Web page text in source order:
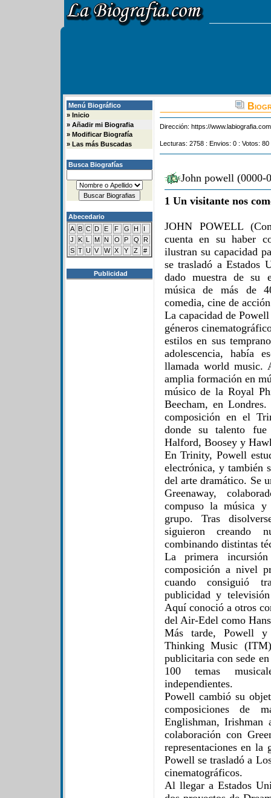
Menú Biográfico
» Inicio
» Añadir mi Biografia
» Modificar Biografía
» Las más Buscadas
Busca Biografías
Abecedario
A B C D E F G H
I
J
K L M N O P Q
R
S T U V W X Y Z #
Publicidad
Dirección: https://
Lecturas: 2758 : Envios: 0 : Votos:
John powell (0000-
1 Un visitante nos
JOHN POWELL
cuenta en su haber
ilustran su capacidad
se trasladó a Estados
dado muestra de su
música de más de
comedia, cine de
La capacidad de
géneros
estilos en sus
adolescencia, había
llamada world music.
amplia formación en
músico de la Royal
Beecham, en
composición en el
donde su talento
Halford, Boosey y
En Trinity, Powell
electrónica, y también
del arte dramático. Se
Greenaway,
compuso la música
grupo. Tras
siguieron creando
combinando distintas
La primera
composición a nivel
cuando consiguió
publicidad y
Aquí conoció a otros
del Air-Edel como
Más tarde, Powell y
Thinking Music
publicitaria con sede
100 temas
independientes.
Powell cambió su
composiciones de
Englishman, Irishman
colaboración con
representaciones en
Powell se trasladó a
cinematográficos.
Al llegar a Estados